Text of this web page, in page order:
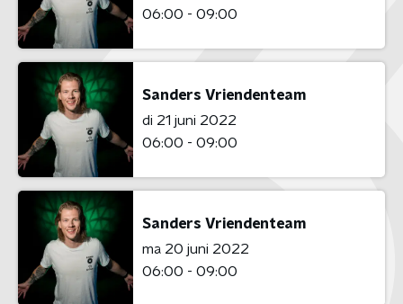
06:00 - 09:00
Sanders Vriendenteam
di 21 juni 2022
06:00 - 09:00
Sanders Vriendenteam
ma 20 juni 2022
06:00 - 09:00